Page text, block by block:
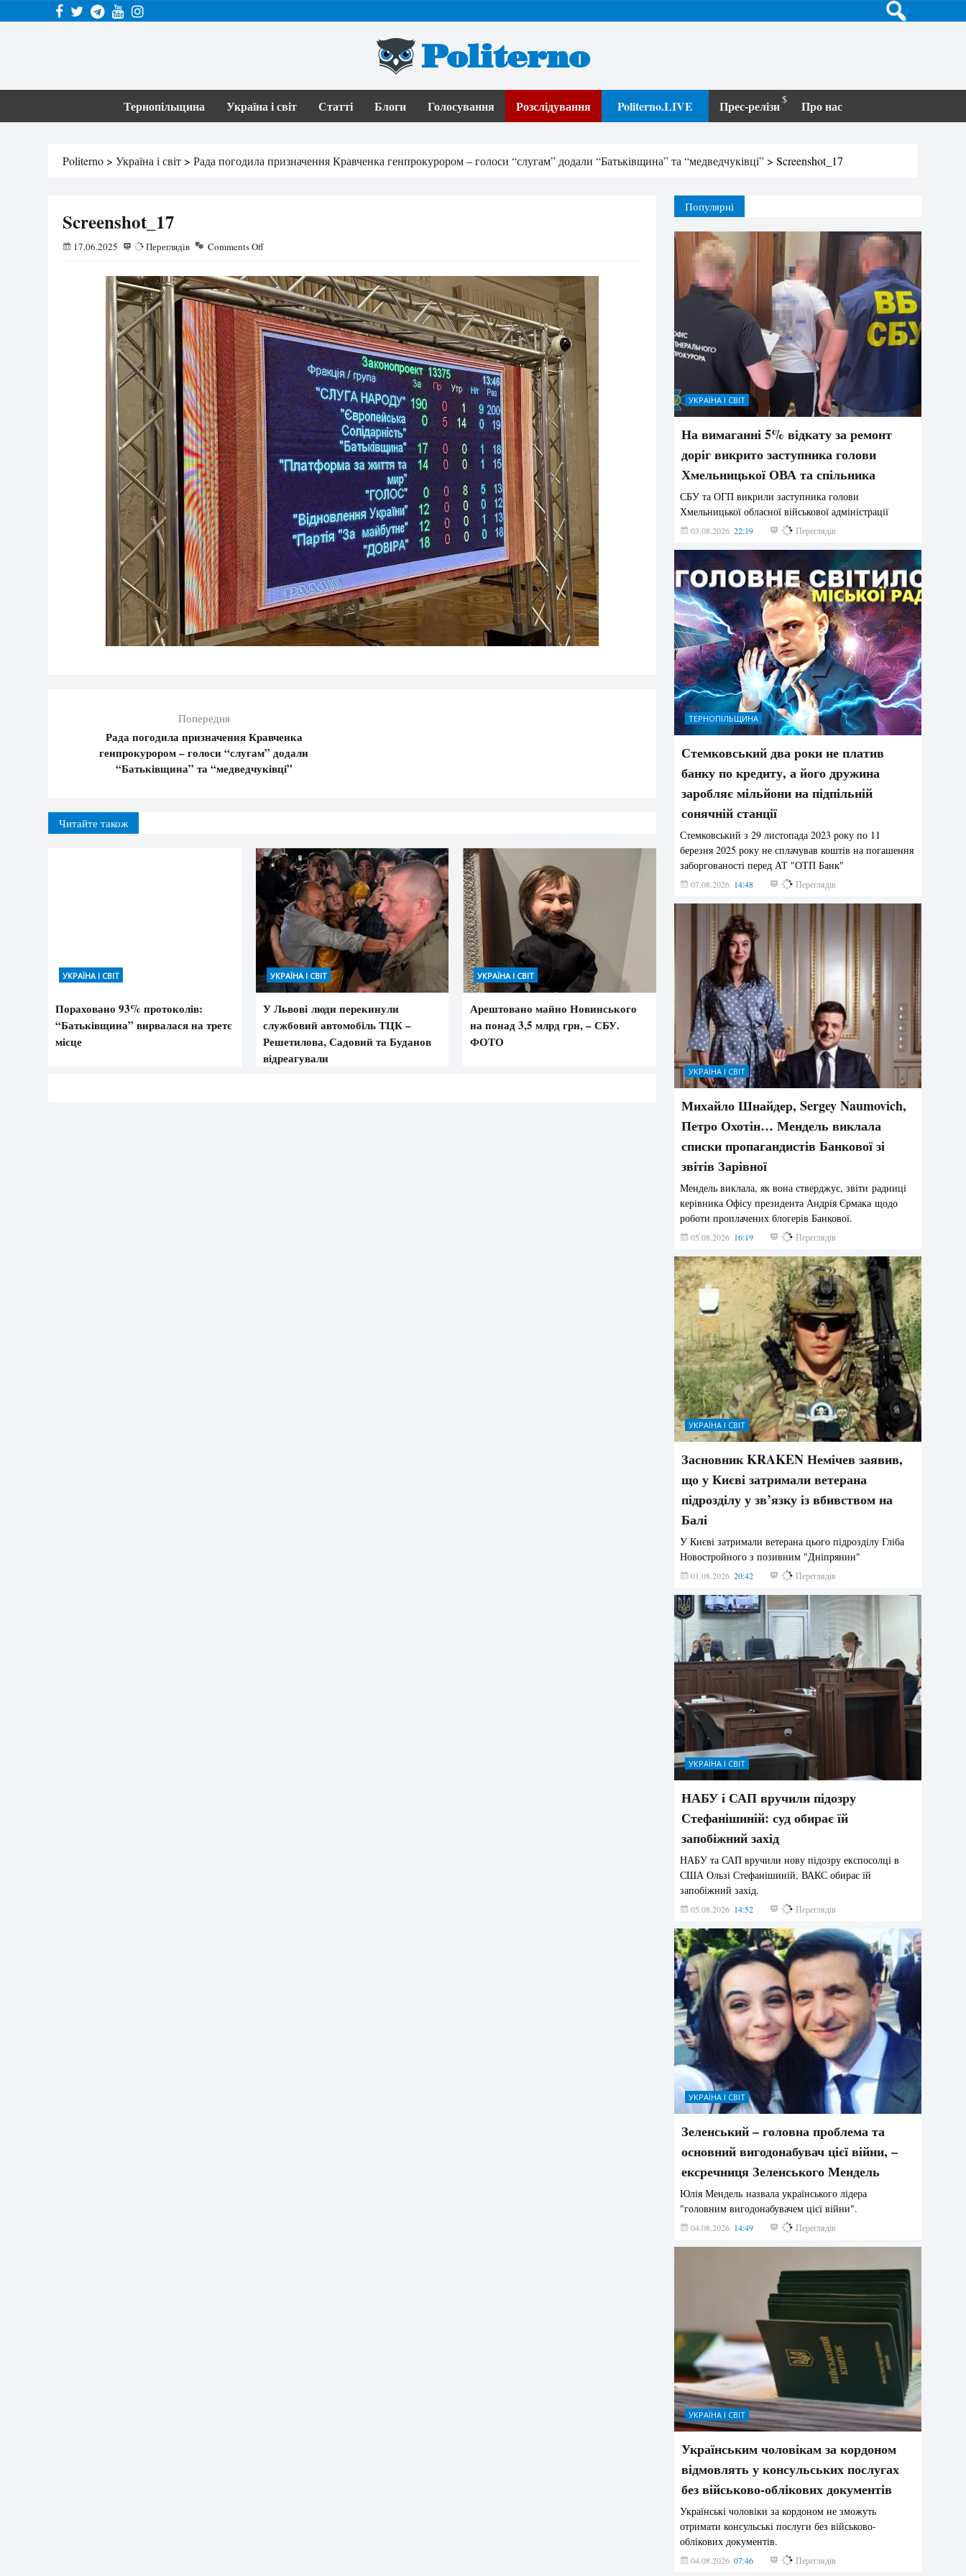
Politerno
Тернопільщина Україна і світ Статті Блоги Голосування Розслідування Politerno.LIVE Прес-релізи Про нас
Politerno > Україна і світ > Рада погодила призначення Кравченка генпрокурором – голоси “слугам” додали “Батьківщина” та “медведчуківці” > Screenshot_17
Screenshot_17
17.06.2025 79Переглядів Comments Off
Попередня
Рада погодила призначення Кравченка
генпрокурором – голоси “слугам” додали
“Батьківщина” та “медведчуківці”
Читайте також
УКРАЇНА І СВІТ
Пораховано 93% протоколів:
“Батьківщина” вирвалася на третє
місце
УКРАЇНА І СВІТ
У Львові люди перекинули
службовий автомобіль ТЦК –
Решетилова, Садовий та Буданов
відреагували
УКРАЇНА І СВІТ
Арештовано майно Новинського
на понад 3,5 млрд грн, – СБУ.
ФОТО
Популярні
УКРАЇНА І СВІТ
На вимаганні 5% відкату за ремонт
доріг викрито заступника голови
Хмельницької ОВА та спільника
СБУ та ОГП викрили заступника голови
Хмельницької обласної військової адміністрації
03.08.2026 22:19 868 Переглядів
ТЕРНОПІЛЬЩИНА
Стемковський два роки не платив
банку по кредиту, а його дружина
заробляє мільйони на підпільній
сонячній станції
Стемковський з 29 листопада 2023 року по 11
березня 2025 року не сплачував коштів на погашення
заборгованості перед АТ "ОТП Банк"
07.08.2026 14:48 287 Переглядів
УКРАЇНА І СВІТ
Михайло Шнайдер, Sergey Naumovich,
Петро Охотін… Мендель виклала
списки пропагандистів Банкової зі
звітів Зарівної
Мендель виклала, як вона стверджує, звіти радниці
керівника Офісу президента Андрія Єрмака щодо
роботи проплачених блогерів Банкової.
05.08.2026 16:19 222 Переглядів
УКРАЇНА І СВІТ
Засновник KRAKEN Немічев заявив,
що у Києві затримали ветерана
підрозділу у зв’язку із вбивством на
Балі
У Києві затримали ветерана цього підрозділу Гліба
Новостройного з позивним "Дніпрянин"
01.08.2026 20:42 192 Переглядів
УКРАЇНА І СВІТ
НАБУ і САП вручили підозру
Стефанішиній: суд обирає їй
запобіжний захід
НАБУ та САП вручили нову підозру експосолці в
США Ользі Стефанішиній, ВАКС обирає їй
запобіжний захід.
05.08.2026 14:52 157 Переглядів
УКРАЇНА І СВІТ
Зеленський – головна проблема та
основний вигодонабувач цієї війни, –
ексречниця Зеленського Мендель
Юлія Мендель назвала українського лідера
"головним вигодонабувачем цієї війни".
04.08.2026 14:49 151 Переглядів
УКРАЇНА І СВІТ
Українським чоловікам за кордоном
відмовлять у консульських послугах
без військово-облікових документів
Українські чоловіки за кордоном не зможуть
отримати консульські послуги без військово-
облікових документів.
04.08.2026 07:46 141 Переглядів